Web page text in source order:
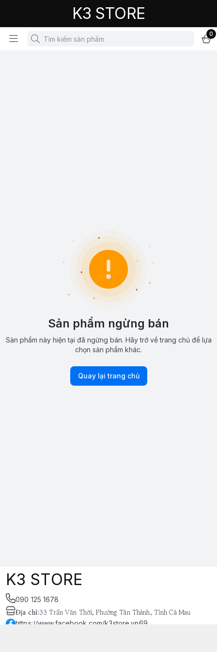
K3 STORE
0
Sản phẩm ngừng bán
Sản phẩm này hiện tại đã ngừng bán. Hãy trở về trang chủ để lựa
chọn sản phẩm khác.
Quay lại trang chủ
K3 STORE
090 125 1678
Địa chỉ:33 Trần Văn Thời, Phường Tân Thành, Tỉnh Cà Mau
https://www.facebook.com/k3store.vn69